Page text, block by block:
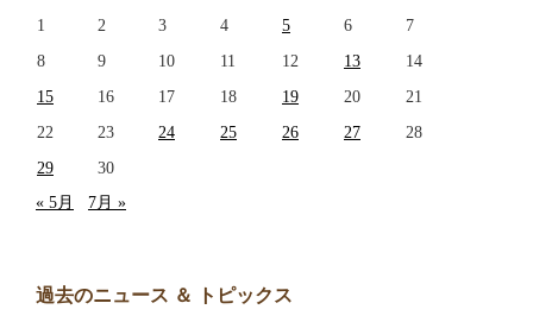
1
2 3 4 5 6
7
8
9 10 11 12 13
14
15
16 17 18 19 20
21
22
23 24 25 26 27
28
29
30
« 5月
7月 »
過去のニュース ＆ トピックス